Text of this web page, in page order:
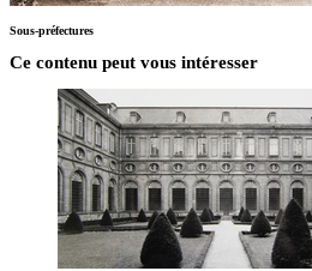
Sous-préfectures
Ce contenu peut vous intéresser